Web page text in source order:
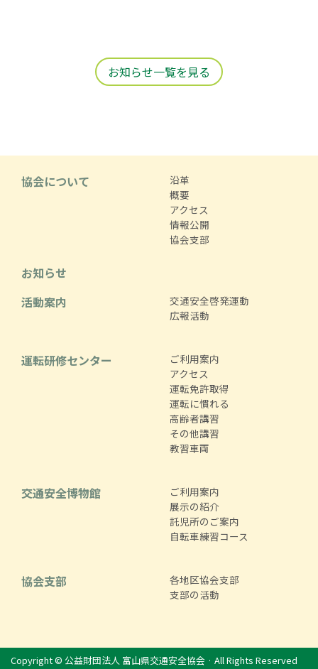
お知らせ一覧を見る
協会について
沿革
概要
アクセス
情報公開
協会支部
お知らせ
活動案内
交通安全啓発運動
広報活動
運転研修センター
ご利用案内
アクセス
運転免許取得
運転に慣れる
高齢者講習
その他講習
教習車両
交通安全博物館
ご利用案内
展示の紹介
託児所のご案内
自転車練習コース
協会支部
各地区協会支部
支部の活動
Copyright © 公益財団法人 富山県交通安全協会 · All Rights Reserved